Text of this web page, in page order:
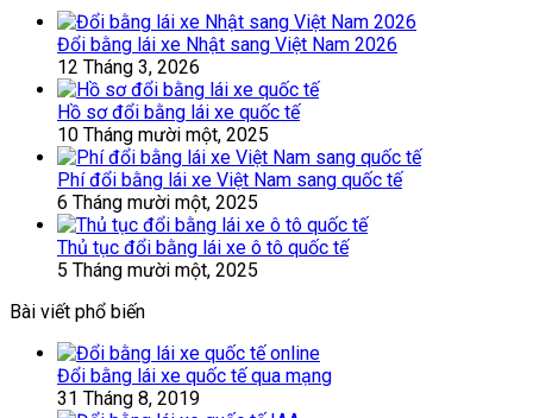
Đổi bằng lái xe Nhật sang Việt Nam 2026
12 Tháng 3, 2026
Hồ sơ đổi bằng lái xe quốc tế
10 Tháng mười một, 2025
Phí đổi bằng lái xe Việt Nam sang quốc tế
6 Tháng mười một, 2025
Thủ tục đổi bằng lái xe ô tô quốc tế
5 Tháng mười một, 2025
Bài viết phổ biến
Đổi bằng lái xe quốc tế qua mạng
31 Tháng 8, 2019